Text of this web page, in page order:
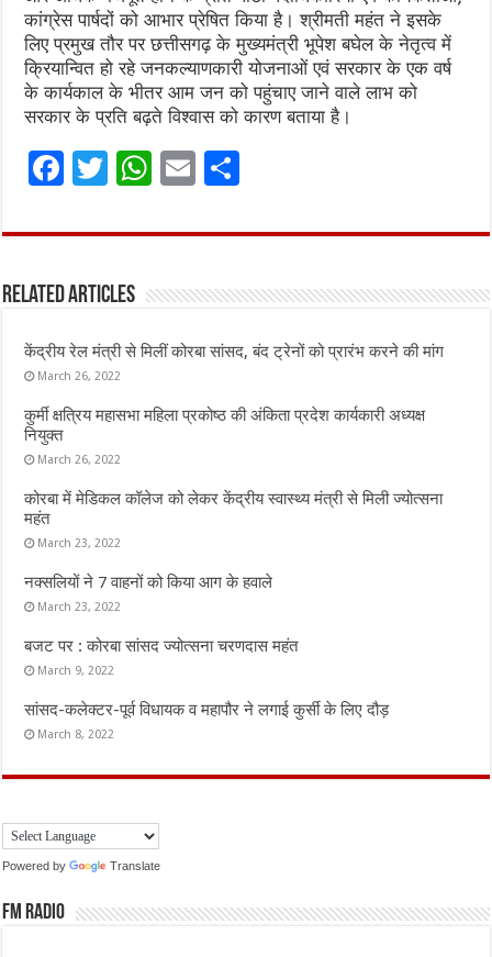
कांग्रेस पार्षदों को आभार प्रेषित किया है। श्रीमती महंत ने इसके
लिए प्रमुख तौर पर छत्तीसगढ़ के मुख्यमंत्री भूपेश बघेल के नेतृत्व में
क्रियान्वित हो रहे जनकल्याणकारी योजनाओं एवं सरकार के एक वर्ष
के कार्यकाल के भीतर आम जन को पहुंचाए जाने वाले लाभ को
सरकार के प्रति बढ़ते विश्वास को कारण बताया है।
F
ce
o
o
k
T
it
r
W
at
A
p
E
ai ar
Related Articles
केंद्रीय रेल मंत्री से मिलीं कोरबा सांसद, बंद ट्रेनों को प्रारंभ करने की मांग
March 26, 2022
कुर्मी क्षत्रिय महासभा महिला प्रकोष्ठ की अंकिता प्रदेश कार्यकारी अध्यक्ष
नियुक्त
March 26, 2022
कोरबा में मेडिकल कॉलेज को लेकर केंद्रीय स्वास्थ्य मंत्री से मिली ज्योत्सना
महंत
March 23, 2022
नक्सलियों ने 7 वाहनों को किया आग के हवाले
March 23, 2022
बजट पर : कोरबा सांसद ज्योत्सना चरणदास महंत
March 9, 2022
सांसद-कलेक्टर-पूर्व विधायक व महापौर ने लगाई कुर्सी के लिए दौड़
March 8, 2022
Powered by Translate
FM Radio